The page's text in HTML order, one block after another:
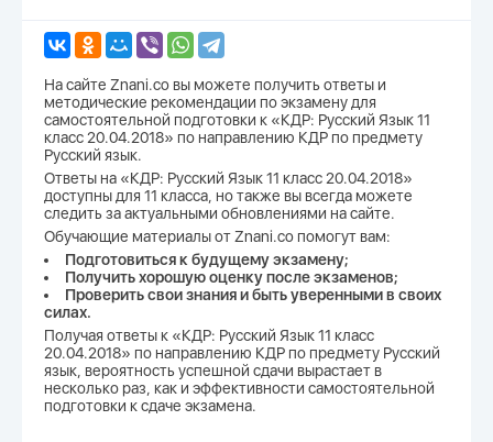
На сайте Znani.co вы можете получить ответы и
методические рекомендации по экзамену для
самостоятельной подготовки к «КДР: Русский Язык 11
класс 20.04.2018» по направлению КДР по предмету
Русский язык.
Ответы на «КДР: Русский Язык 11 класс 20.04.2018»
доступны для 11 класса, но также вы всегда можете
следить за актуальными обновлениями на сайте.
Обучающие материалы от Znani.co помогут вам:
Подготовиться к будущему экзамену;
Получить хорошую оценку после экзаменов;
Проверить свои знания и быть уверенными в своих
силах.
Получая ответы к «КДР: Русский Язык 11 класс
20.04.2018» по направлению КДР по предмету Русский
язык, вероятность успешной сдачи вырастает в
несколько раз, как и эффективности самостоятельной
подготовки к сдаче экзамена.